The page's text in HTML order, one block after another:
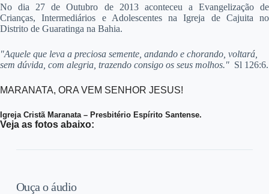
No dia 27 de Outubro de 2013 aconteceu a Evangelização de
Crianças, Intermediários e Adolescentes na Igreja de Cajuita no
Distrito de Guaratinga na Bahia.
"Aquele que leva a preciosa semente, andando e chorando, voltará,
sem dúvida, com alegria, trazendo consigo os seus molhos." Sl 126:6.
MARANATA, ORA VEM SENHOR JESUS!
Igreja Cristã Maranata – Presbitério Espírito Santense.
Veja as fotos abaixo:
Ouça o áudio